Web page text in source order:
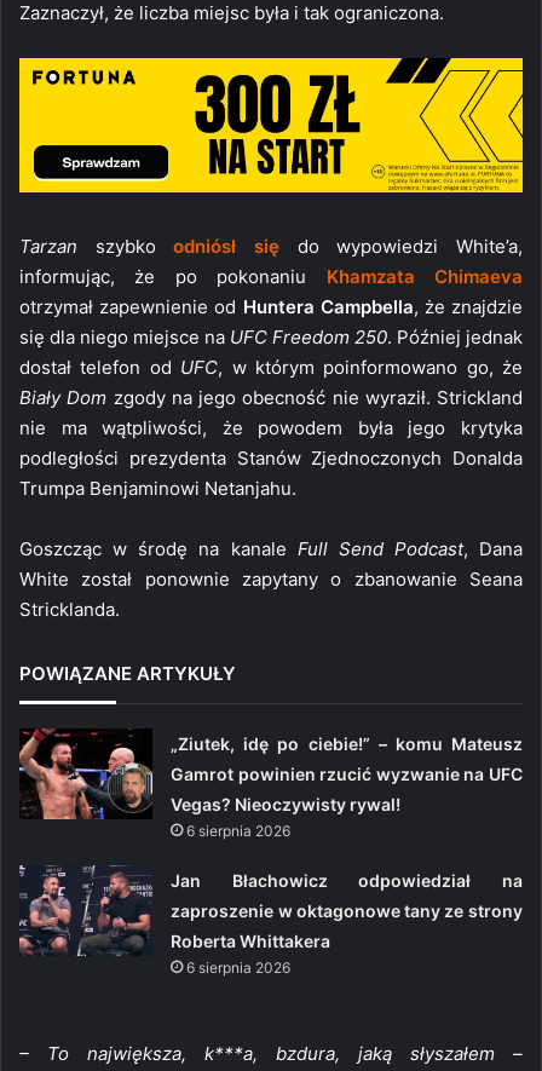
Zaznaczył, że liczba miejsc była i tak ograniczona.
Tarzan szybkoodniósł się do wypowiedzi White’a,
informując, że po pokonaniu Khamzata Chimaeva
otrzymał zapewnienie od Huntera Campbella, że znajdzie
się dla niego miejsce na UFC Freedom 250. Później jednak
dostał telefon od UFC, w którym poinformowano go, że
Biały Dom zgody na jego obecność nie wyraził. Strickland
nie ma wątpliwości, że powodem była jego krytyka
podległości prezydenta Stanów Zjednoczonych Donalda
Trumpa Benjaminowi Netanjahu.
Goszcząc w środę na kanale Full Send Podcast, Dana
White został ponownie zapytany o zbanowanie Seana
Stricklanda.
POWIĄZANE ARTYKUŁY
„Ziutek, idę po ciebie!” – komu Mateusz
Gamrot powinien rzucić wyzwanie na UFC
Vegas? Nieoczywisty rywal!
6 sierpnia 2026
Jan Błachowicz odpowiedział na
zaproszenie w oktagonowe tany ze strony
Roberta Whittakera
6 sierpnia 2026
– To największa, k***a, bzdura, jaką słyszałem –